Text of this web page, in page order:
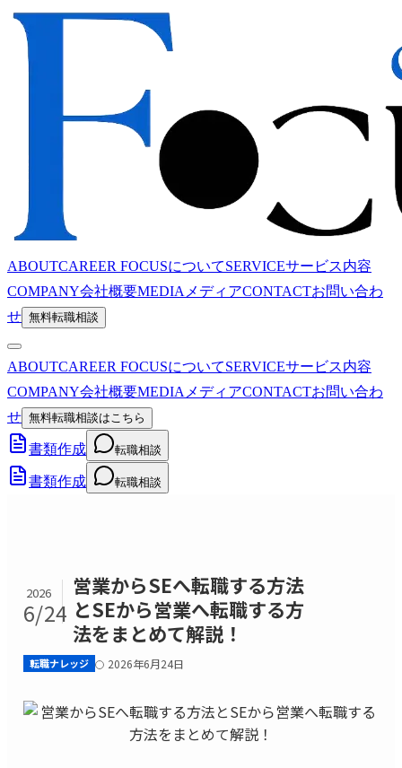
ABOUTCAREER FOCUSについてSERVICEサービス内容
COMPANY会社概要MEDIA メディアCONTACTお問い合わ
せ 無料転職相談
ABOUTCAREER FOCUSについてSERVICEサービス内容
COMPANY会社概要MEDIA メディアCONTACTお問い合わ
せ 無料転職相談はこちら
書類作成 転職相談
書類作成 転職相談
2026
6/24
営業からSEへ転職する方法
とSEから営業へ転職する方
法をまとめて解説！
転職ナレッジ 2026年6月24日